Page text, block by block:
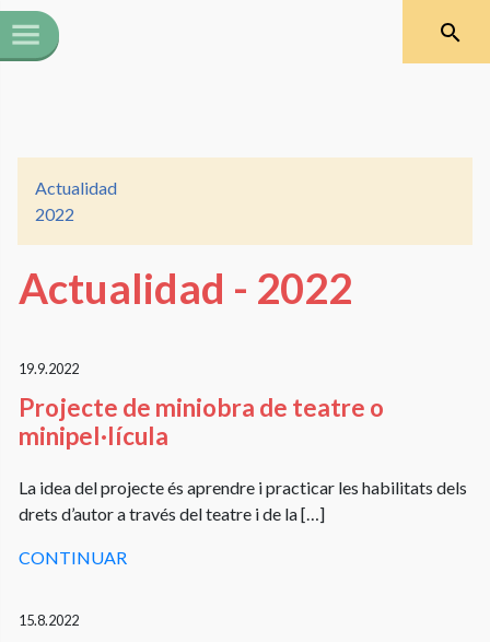
Actualidad
2022
Actualidad - 2022
19.9.2022
Projecte de miniobra de teatre o
minipel·lícula
La idea del projecte és aprendre i practicar les habilitats dels
drets d’autor a través del teatre i de la […]
CONTINUAR
15.8.2022